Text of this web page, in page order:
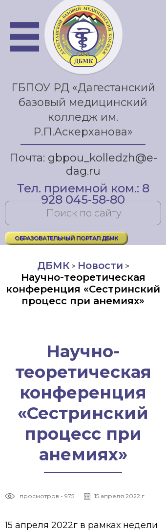
ГБПОУ РД «Дагестанский
базовый медицинский
колледж им.
Р.П.Аскерханова»
Почта: gbpou_kolledzh@e-
dag.ru
Тел. приемной ком.: 8
928 045-58-80
ОБРАЗОВАТЕЛЬНЫЙ ПОРТАЛ ДБМК
ДБМК> Новости >
Научно-теоретическая
конференция «Сестринский
процесс при анемиях»
Научно-
теоретическая
конференция
«Сестринский
процесс при
анемиях»
просмотров - 975 15 апреля 2022 г.
15 апреля 2022г в рамках недели